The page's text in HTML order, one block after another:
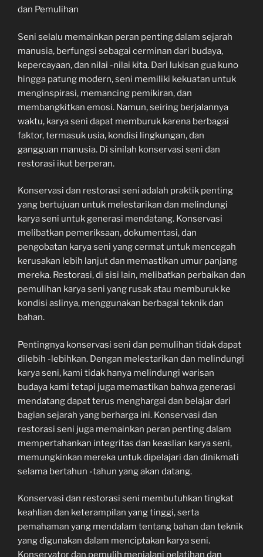
dan Pemulihan
Seni selalu memainkan peran penting dalam sejarah
manusia, berfungsi sebagai cerminan dari budaya,
kepercayaan, dan nilai -nilai kita. Dari lukisan gua kuno
hingga patung modern, seni memiliki kekuatan untuk
menginspirasi, memancing pemikiran, dan
membangkitkan emosi. Namun, seiring berjalannya
waktu, karya seni dapat memburuk karena berbagai
faktor, termasuk usia, kondisi lingkungan, dan
gangguan manusia. Di sinilah konservasi seni dan
restorasi ikut berperan.
Konservasi dan restorasi seni adalah praktik penting
yang bertujuan untuk melestarikan dan melindungi
karya seni untuk generasi mendatang. Konservasi
melibatkan pemeriksaan, dokumentasi, dan
pengobatan karya seni yang cermat untuk mencegah
kerusakan lebih lanjut dan memastikan umur panjang
mereka. Restorasi, di sisi lain, melibatkan perbaikan dan
pemulihan karya seni yang rusak atau memburuk ke
kondisi aslinya, menggunakan berbagai teknik dan
bahan.
Pentingnya konservasi seni dan pemulihan tidak dapat
dilebih -lebihkan. Dengan melestarikan dan melindungi
karya seni, kami tidak hanya melindungi warisan
budaya kami tetapi juga memastikan bahwa generasi
mendatang dapat terus menghargai dan belajar dari
bagian sejarah yang berharga ini. Konservasi dan
restorasi seni juga memainkan peran penting dalam
mempertahankan integritas dan keaslian karya seni,
memungkinkan mereka untuk dipelajari dan dinikmati
selama bertahun -tahun yang akan datang.
Konservasi dan restorasi seni membutuhkan tingkat
keahlian dan keterampilan yang tinggi, serta
pemahaman yang mendalam tentang bahan dan teknik
yang digunakan dalam menciptakan karya seni.
Konservator dan pemulih menjalani pelatihan dan